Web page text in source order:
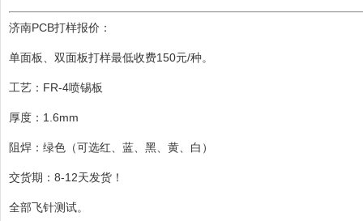
济南PCB打样报价：
单面板、双面板打样最低收费150元/种。
工艺：FR-4喷锡板
厚度：1.6mm
阻焊：绿色（可选红、蓝、黑、黄、白）
交货期：8-12天发货！
全部飞针测试。